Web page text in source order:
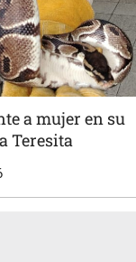
a mujer en su
Teresita